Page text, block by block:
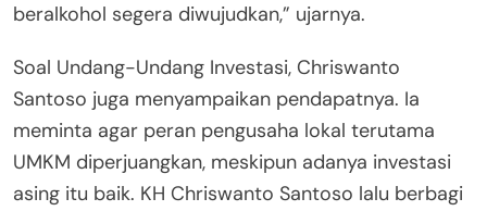
beralkohol segera diwujudkan,” ujarnya.
Soal Undang-Undang Investasi, Chriswanto
Santoso juga menyampaikan pendapatnya. Ia
meminta agar peran pengusaha lokal terutama
UMKM diperjuangkan, meskipun adanya investasi
asing itu baik. KH Chriswanto Santoso lalu berbagi